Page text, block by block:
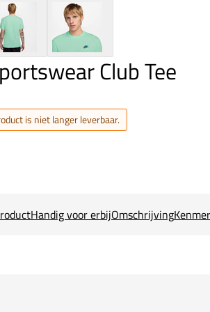
Club Tee
is niet langer leverbaar.
Handig voor erbijOmschrijving